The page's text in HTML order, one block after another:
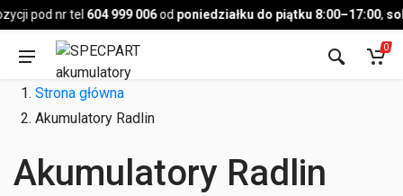
pod nr tel604 999 006odponiedziałku do piątku 8:00–17:00,
Pojazd
0
Strona główna
Akumulatory Radlin
Akumulatory Radlin